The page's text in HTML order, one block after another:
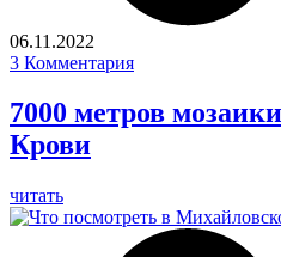
06.11.2022
3 Комментария
7000 метров
Крови
читать